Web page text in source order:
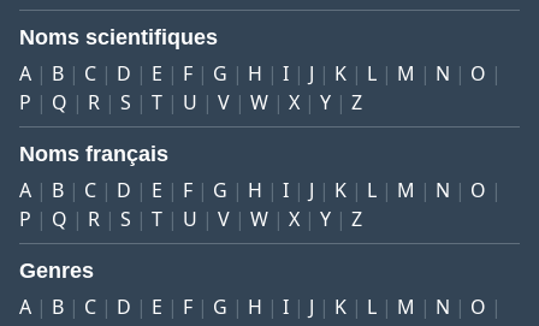
Noms scientifiques
A B C D E F G H I J K L M N
O
P
Q R S T U V W X Y Z
Noms français
A B C D E F G H I J K L M N
O
P
Q R S T U V W X Y Z
Genres
A B C D E F G H I J K L M N
O